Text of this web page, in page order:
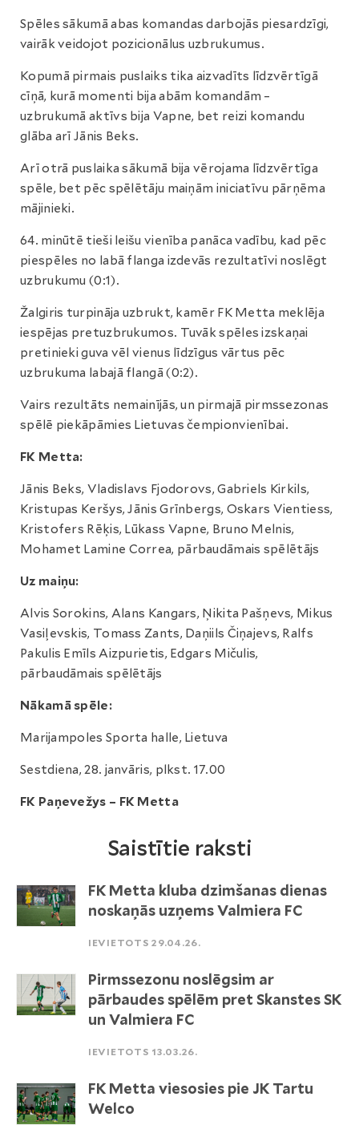
Spēles sākumā abas komandas darbojās piesardzīgi,
vairāk veidojot pozicionālus uzbrukumus.
Kopumā pirmais puslaiks tika aizvadīts līdzvērtīgā
cīņā, kurā momenti bija abām komandām –
uzbrukumā aktīvs bija Vapne, bet reizi komandu
glāba arī Jānis Beks.
Arī otrā puslaika sākumā bija vērojama līdzvērtīga
spēle, bet pēc spēlētāju maiņām iniciatīvu pārņēma
mājinieki.
64. minūtē tieši leišu vienība panāca vadību, kad pēc
piespēles no labā flanga izdevās rezultatīvi noslēgt
uzbrukumu (0:1).
Žalgiris turpināja uzbrukt, kamēr FK Metta meklēja
iespējas pretuzbrukumos. Tuvāk spēles izskaņai
pretinieki guva vēl vienus līdzīgus vārtus pēc
uzbrukuma labajā flangā (0:2).
Vairs rezultāts nemainījās, un pirmajā pirmssezonas
spēlē piekāpāmies Lietuvas čempionvienībai.
FK Metta:
Jānis Beks, Vladislavs Fjodorovs, Gabriels Kirkils,
Kristupas Keršys, Jānis Grīnbergs, Oskars Vientiess,
Kristofers Rēķis, Lūkass Vapne, Bruno Melnis,
Mohamet Lamine Correa, pārbaudāmais spēlētājs
Uz maiņu:
Alvis Sorokins, Alans Kangars, Ņikita Pašņevs, Mikus
Vasiļevskis, Tomass Zants, Daņiils Čiņajevs, Ralfs
Pakulis Emīls Aizpurietis, Edgars Mičulis,
pārbaudāmais spēlētājs
Nākamā spēle:
Marijampoles Sporta halle, Lietuva
Sestdiena, 28. janvāris, plkst. 17.00
FK Paņevežys – FK Metta
Saistītie raksti
FK Metta kluba dzimšanas dienas
noskaņās uzņems Valmiera FC
IEVIETOTS 29.04.26.
Pirmssezonu noslēgsim ar
pārbaudes spēlēm pret Skanstes SK
un Valmiera FC
IEVIETOTS 13.03.26.
FK Metta viesosies pie JK Tartu
Welco